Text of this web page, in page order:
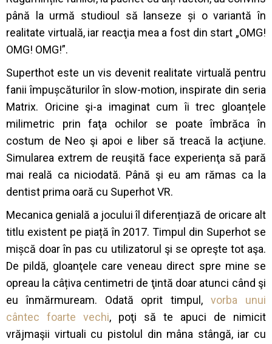
până la urmă studioul să lanseze și o variantă în
realitate virtuală, iar reacţia mea a fost din start „OMG!
OMG! OMG!”.
Superthot este un vis devenit realitate virtuală pentru
fanii împușcăturilor în slow-motion, inspirate din seria
Matrix. Oricine şi-a imaginat cum îi trec gloanțele
milimetric prin faţa ochilor se poate îmbrăca în
costum de Neo şi apoi e liber să treacă la acţiune.
Simularea extrem de reuşită face experienţa să pară
mai reală ca niciodată. Până şi eu am rămas ca la
dentist prima oară cu Superhot VR.
Mecanica genială a jocului îl diferențiază de oricare alt
titlu existent pe piață în 2017. Timpul din Superhot se
mișcă doar în pas cu utilizatorul şi se opreşte tot aşa.
De pildă, gloanţele care veneau direct spre mine se
opreau la câțiva centimetri de ţintă doar atunci când şi
eu înmărmuream. Odată oprit timpul,vorba unui
cântec foarte vechi, poţi să te apuci de nimicit
vrăjmaşii virtuali cu pistolul din mâna stângă, iar cu